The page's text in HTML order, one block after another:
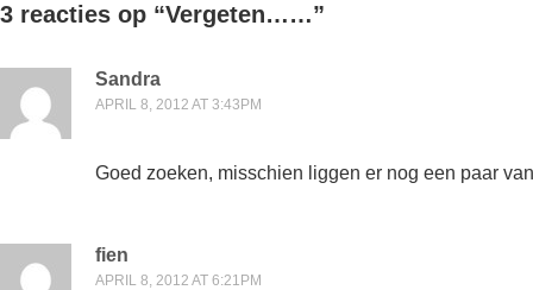
3 reacties op “Vergeten……”
Sandra
APRIL 8, 2012 AT 3:43PM
Goed zoeken, misschien liggen er nog een paar
fien
APRIL 8, 2012 AT 6:21PM